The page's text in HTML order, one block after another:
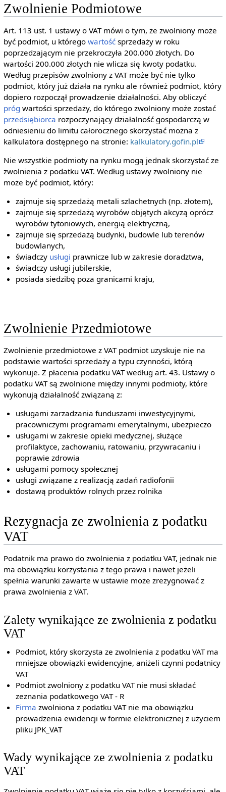
Zwolnienie Podmiotowe
Art. 113 ust. 1 ustawy o VAT mówi o tym, że zwolniony może
być podmiot, u którego wartośćsprzedaży w roku
poprzedzającym nie przekroczyła 200.000 złotych. Do
wartości 200.000 złotych nie wlicza się kwoty podatku.
Według przepisów zwolniony z VAT może być nie tylko
podmiot, który już działa na rynku ale również podmiot, który
dopiero rozpoczął prowadzenie działalności. Aby obliczyć
próg wartości sprzedaży, do którego zwolniony może zostać
przedsiębiorca rozpoczynający działalność gospodarczą w
odniesieniu do limitu całorocznego skorzystać można z
kalkulatora dostępnego na stronie: kalkulatory.gofin.pl
Nie wszystkie podmioty na rynku mogą jednak skorzystać ze
zwolnienia z podatku VAT. Według ustawy zwolniony nie
może być podmiot, który:
zajmuje się sprzedażą metali szlachetnych (np. złotem),
zajmuje się sprzedażą wyrobów objętych akcyzą oprócz
wyrobów tytoniowych, energią elektryczną,
zajmuje się sprzedażą budynki, budowle lub terenów
budowlanych,
świadczy usługi prawnicze lub w zakresie doradztwa,
świadczy usługi jubilerskie,
posiada siedzibę poza granicami kraju,
Zwolnienie Przedmiotowe
Zwolnienie przedmiotowe z VAT podmiot uzyskuje nie na
podstawie wartości sprzedaży a typu czynności, którą
wykonuje. Z płacenia podatku VAT według art. 43. Ustawy o
podatku VAT są zwolnione między innymi podmioty, które
wykonują działalność związaną z:
usługami zarzadzania funduszami inwestycyjnymi,
pracowniczymi programami emerytalnymi, ubezpieczo
usługami w zakresie opieki medycznej, służące
profilaktyce, zachowaniu, ratowaniu, przywracaniu i
poprawie zdrowia
usługami pomocy społecznej
usługi związane z realizacją zadań radiofonii
dostawą produktów rolnych przez rolnika
Rezygnacja ze zwolnienia z podatku
VAT
Podatnik ma prawo do zwolnienia z podatku VAT, jednak nie
ma obowiązku korzystania z tego prawa i nawet jeżeli
spełnia warunki zawarte w ustawie może zrezygnować z
prawa zwolnienia z VAT.
Zalety wynikające ze zwolnienia z podatku
VAT
Podmiot, który skorzysta ze zwolnienia z podatku VAT ma
mniejsze obowiązki ewidencyjne, aniżeli czynni podatnicy
VAT
Podmiot zwolniony z podatku VAT nie musi składać
zeznania podatkowego VAT - R
Firma zwolniona z podatku VAT nie ma obowiązku
prowadzenia ewidencji w formie elektronicznej z użyciem
pliku JPK_VAT
Wady wynikające ze zwolnienia z podatku
VAT